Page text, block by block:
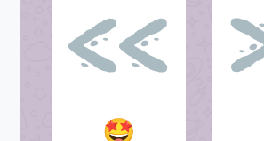
🤩